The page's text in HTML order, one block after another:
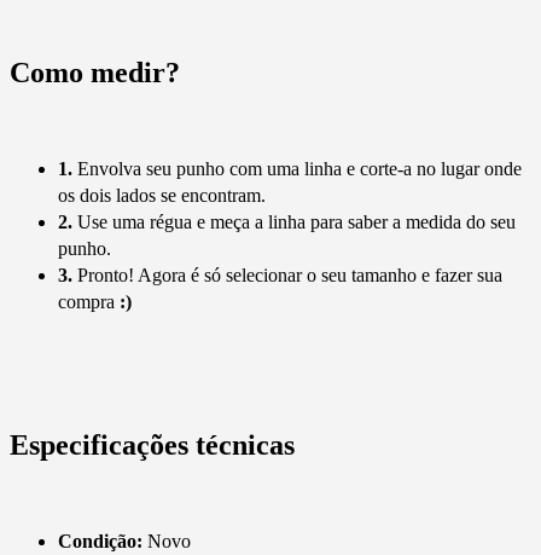
Como medir?
1. Envolva seu punho com uma linha e corte-a no lugar onde
os dois lados se encontram.
2. Use uma régua e meça a linha para saber a medida do seu
punho.
3. Pronto! Agora é só selecionar o seu tamanho e fazer sua
compra :)
Especificações técnicas
Condição: Novo